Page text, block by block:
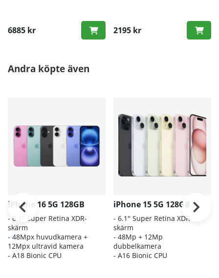
6885 kr 2195 kr
Andra köpte även
iPhone 16 5G 128GB
- 6.1″ Super Retina XDR-
skärm
- 48Mpx huvudkamera +
12Mpx ultravid kamera
- A18 Bionic CPU
iPhone 15 5G 128GB
- 6.1" Super Retina XDR-
skärm
- 48Mp + 12Mp
dubbelkamera
- A16 Bionic CPU